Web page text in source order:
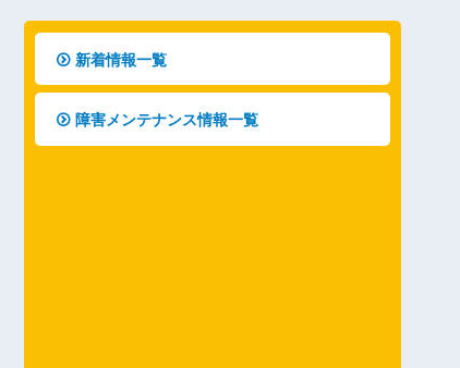
新着情報一覧
障害メンテナンス情報一覧